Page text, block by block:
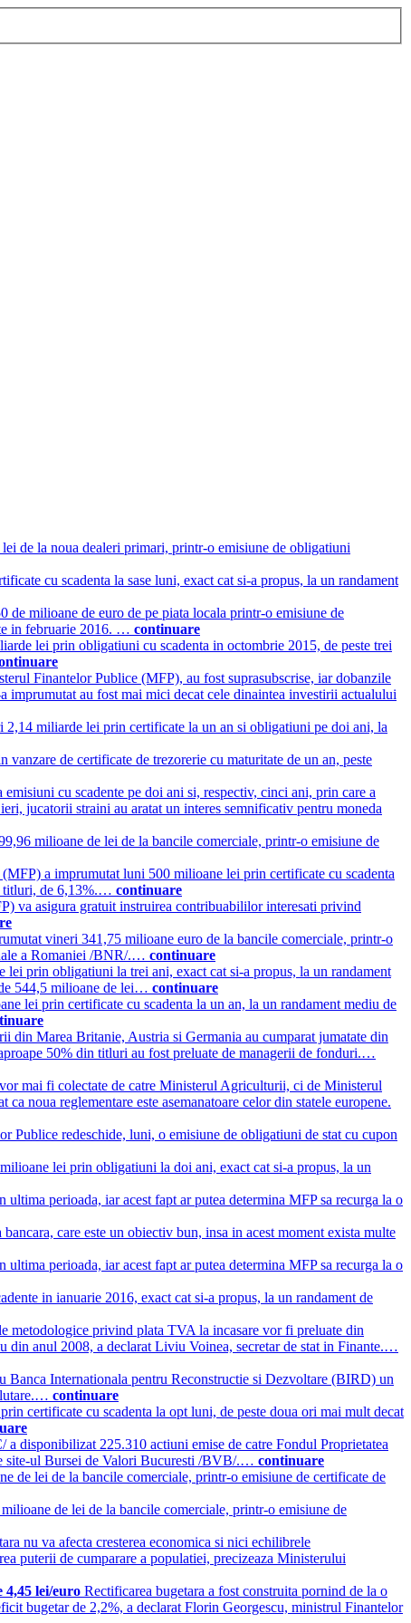
de la noua dealeri primari, printr-o emisiune de obligatiuni
cu scadenta la sase luni, exact cat si-a propus, la un randament
milioane de euro de pe piata locala printr-o emisiune de
in februarie 2016. … continuare
lei prin obligatiuni cu scadenta in octombrie 2015, de peste trei
Finantelor Publice (MFP), au fost suprasubscrise, iar dobanzile
imprumutat au fost mai mici decat cele dinaintea investirii actualului
miliarde lei prin certificate la un an si obligatiuni pe doi ani, la
de certificate de trezorerie cu maturitate de un an, peste
cu scadente pe doi ani si, respectiv, cinci ani, prin care a
jucatorii straini au aratat un interes semnificativ pentru moneda
milioane de lei de la bancile comerciale, printr-o emisiune de
a imprumutat luni 500 milioane lei prin certificate cu scadenta
titluri, de 6,13%.… continuare
va asigura gratuit instruirea contribuabililor interesati privind
vineri 341,75 milioane euro de la bancile comerciale, printr-o
a Romaniei /BNR/.… continuare
prin obligatiuni la trei ani, exact cat si-a propus, la un randament
544,5 milioane de lei… continuare
lei prin certificate cu scadenta la un an, la un randament mediu de
din Marea Britanie, Austria si Germania au cumparat jumatate din
50% din titluri au fost preluate de managerii de fonduri.…
mai fi colectate de catre Ministerul Agriculturii, ci de Ministerul
noua reglementare este asemanatoare celor din statele europene.
Publice redeschide, luni, o emisiune de obligatiuni de stat cu cupon
lei prin obligatiuni la doi ani, exact cat si-a propus, la un
perioada, iar acest fapt ar putea determina MFP sa recurga la o
care este un obiectiv bun, insa in acest moment exista multe
perioada, iar acest fapt ar putea determina MFP sa recurga la o
in ianuarie 2016, exact cat si-a propus, la un randament de
metodologice privind plata TVA la incasare vor fi preluate din
din anul 2008, a declarat Liviu Voinea, secretar de stat in Finante.…
Banca Internationala pentru Reconstructie si Dezvoltare (BIRD) un
continuare
certificate cu scadenta la opt luni, de peste doua ori mai mult decat
a disponibilizat 225.310 actiuni emise de catre Fondul Proprietatea
site-ul Bursei de Valori Bucuresti /BVB/.… continuare
de lei de la bancile comerciale, printr-o emisiune de certificate de
de lei de la bancile comerciale, printr-o emisiune de
nu va afecta cresterea economica si nici echilibrele
puterii de cumparare a populatiei, precizeaza Ministerului
4,45 lei/euro Rectificarea bugetara a fost construita pornind de la o
bugetar de 2,2%, a declarat Florin Georgescu, ministrul Finantelor